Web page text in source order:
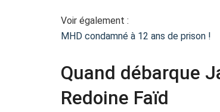
Voir également :
MHD condamné à 12 ans de prison !
Quand débarque
Redoine Faïd